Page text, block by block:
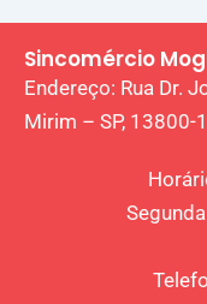
Sincomércio
Endereço: Rua Dr.
Mirim – SP, 13800-